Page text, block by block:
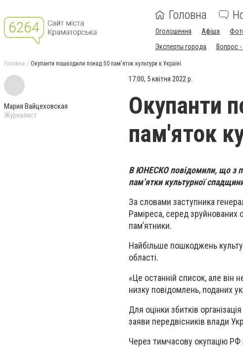
Головна
Оголошення Афіша
Эксперты города
Вопрос -
Головна Окупанти пошкодили понад 50 пам'яток культури в Україні
Мария Вайцеховская
Журналист
17:00, 5 квітня 2022 р.
Окупанти
пам'яток
В ЮНЕСКО повідомили, що з
пам’ятки культурної
За словами заступника
Раміреса, серед зруйнованих
пам’ятники.
Найбільше пошкоджень
області.
«Це останній список, але він
низку повідомлень, поданих
Для оцінки збитків
заяви передвісників влади
Через тимчасову окупацію РФ